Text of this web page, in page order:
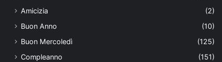
Amicizia
(2)
Buon Anno
(10)
Buon Mercoledì
(125)
Compleanno
(151)